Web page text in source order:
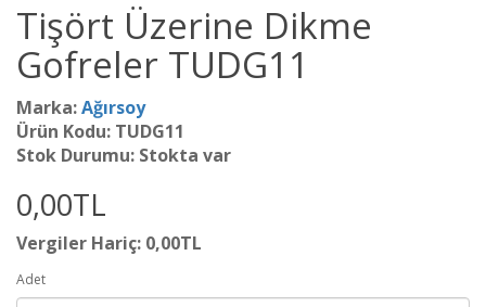
Tişört Üzerine Dikme
Gofreler TUDG11
Marka:Ağırsoy
Ürün Kodu: TUDG11
Stok Durumu: Stokta var
0,00TL
Vergiler Hariç: 0,00TL
Adet